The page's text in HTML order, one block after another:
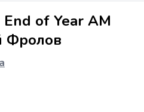
End of Year AM
Фролов